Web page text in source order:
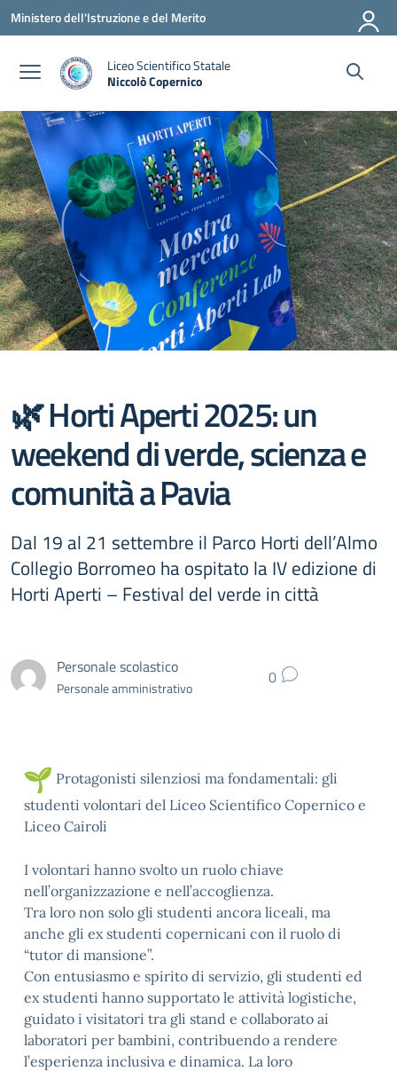
Vai ai contenuti
Vai al menu di navigazione
Vai al footer
Ministero dell'Istruzione e del Merito
Liceo Scientifico Statale
Niccolò Copernico
🌿 Horti Aperti 2025: un
weekend di verde, scienza e
comunità a Pavia
Dal 19 al 21 settembre il Parco Horti dell’Almo
Collegio Borromeo ha ospitato la IV edizione di
Horti Aperti – Festival del verde in città
Personale scolastico
Personale amministrativo 0
Protagonisti silenziosi ma fondamentali: gli
studenti volontari del Liceo Scientifico Copernico e
Liceo Cairoli
I volontari hanno svolto un ruolo chiave
nell’organizzazione e nell’accoglienza.
Tra loro non solo gli studenti ancora liceali, ma
anche gli ex studenti copernicani con il ruolo di
“tutor di mansione”.
Con entusiasmo e spirito di servizio, gli studenti ed
ex studenti hanno supportato le attività logistiche,
guidato i visitatori tra gli stand e collaborato ai
laboratori per bambini, contribuendo a rendere
l’esperienza inclusiva e dinamica. La loro